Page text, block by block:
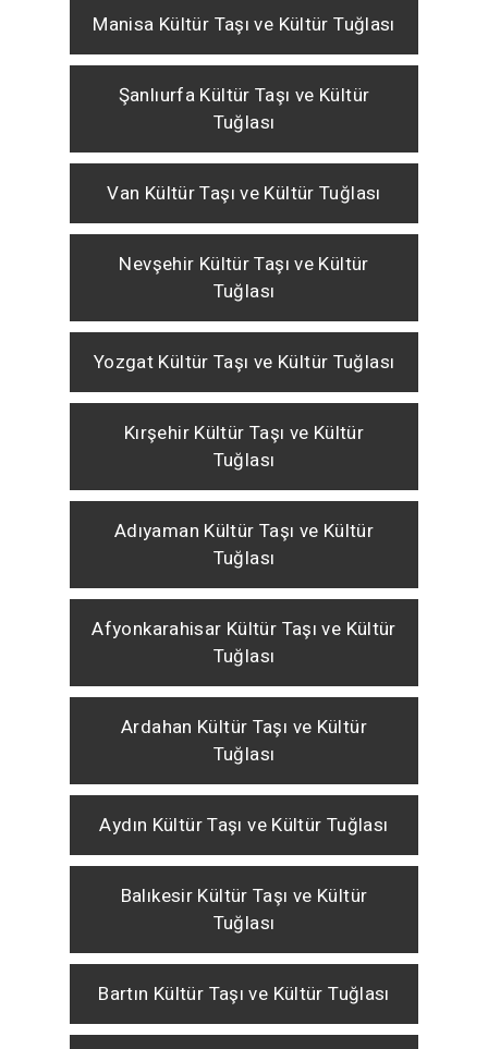
Manisa Kültür Taşı ve Kültür Tuğlası
Şanlıurfa Kültür Taşı ve Kültür
Tuğlası
Van Kültür Taşı ve Kültür Tuğlası
Nevşehir Kültür Taşı ve Kültür
Tuğlası
Yozgat Kültür Taşı ve Kültür Tuğlası
Kırşehir Kültür Taşı ve Kültür
Tuğlası
Adıyaman Kültür Taşı ve Kültür
Tuğlası
Afyonkarahisar Kültür Taşı ve Kültür
Tuğlası
Ardahan Kültür Taşı ve Kültür
Tuğlası
Aydın Kültür Taşı ve Kültür Tuğlası
Balıkesir Kültür Taşı ve Kültür
Tuğlası
Bartın Kültür Taşı ve Kültür Tuğlası